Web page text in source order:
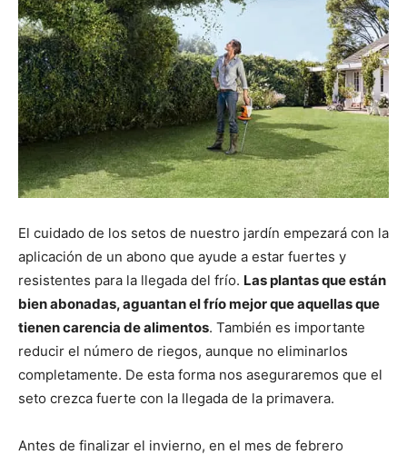
El cuidado de los setos de nuestro jardín empezará con la
aplicación de un abono que ayude a estar fuertes y
resistentes para la llegada del frío. Las plantasque están
bien abonadas, aguantan el frío mejor que aquellas que
tienen carencia de alimentos. También es importante
reducir el número de riegos, aunque no eliminarlos
completamente. De esta forma nos aseguraremos que el
seto crezca fuerte con la llegada de la primavera.
Antes de finalizar el invierno, en el mes de febrero